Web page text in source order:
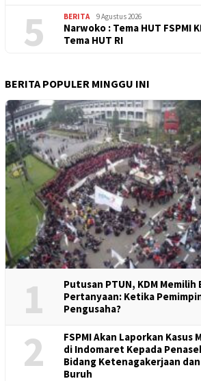
5 BERITA 9 Agustus 2026
Narwoko : Tema HUT FSPMI
Tema HUT RI
BERITA POPULER MINGGU INI
1
Putusan PTUN, KDM
Pertanyaan: Ketika
Pengusaha?
2
FSPMI Akan Laporkan Kasus
di Indomaret Kepada
Bidang Ketenagakerjaan
Buruh